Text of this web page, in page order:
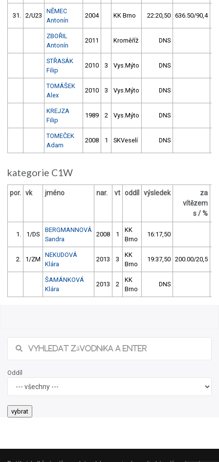
31. 2/U23
NĚMEC
Antonín
2004 KK Brno 22:20,50 636.50/90,4
ZBOŘIL
Antonín
2011 Kroměříž DNS
STŘASÁK
Filip
2010 3 Vys.Mýto DNS
TOMÁŠEK
Alex
2010 3 Vys.Mýto DNS
KREJZA
Filip
1989 2 Vys.Mýto DNS
TOMEČEK
Adam
2008 1 SKVeselí DNS
kategorie C1W
por. vk jméno nar. vt oddíl výsledek
za
vítězem
s / %
1. 1/DS
BERGMANNOVÁ
Sandra
2008 1
KK
Brno
16:17,50
2. 1/ZM
NEKUDOVÁ
Klára
2013 3
KK
Brno
19:37,50 200.00/20,5
ŠAMÁNKOVÁ
Klára
2013 2
KK
Brno
DNS
Oddíl